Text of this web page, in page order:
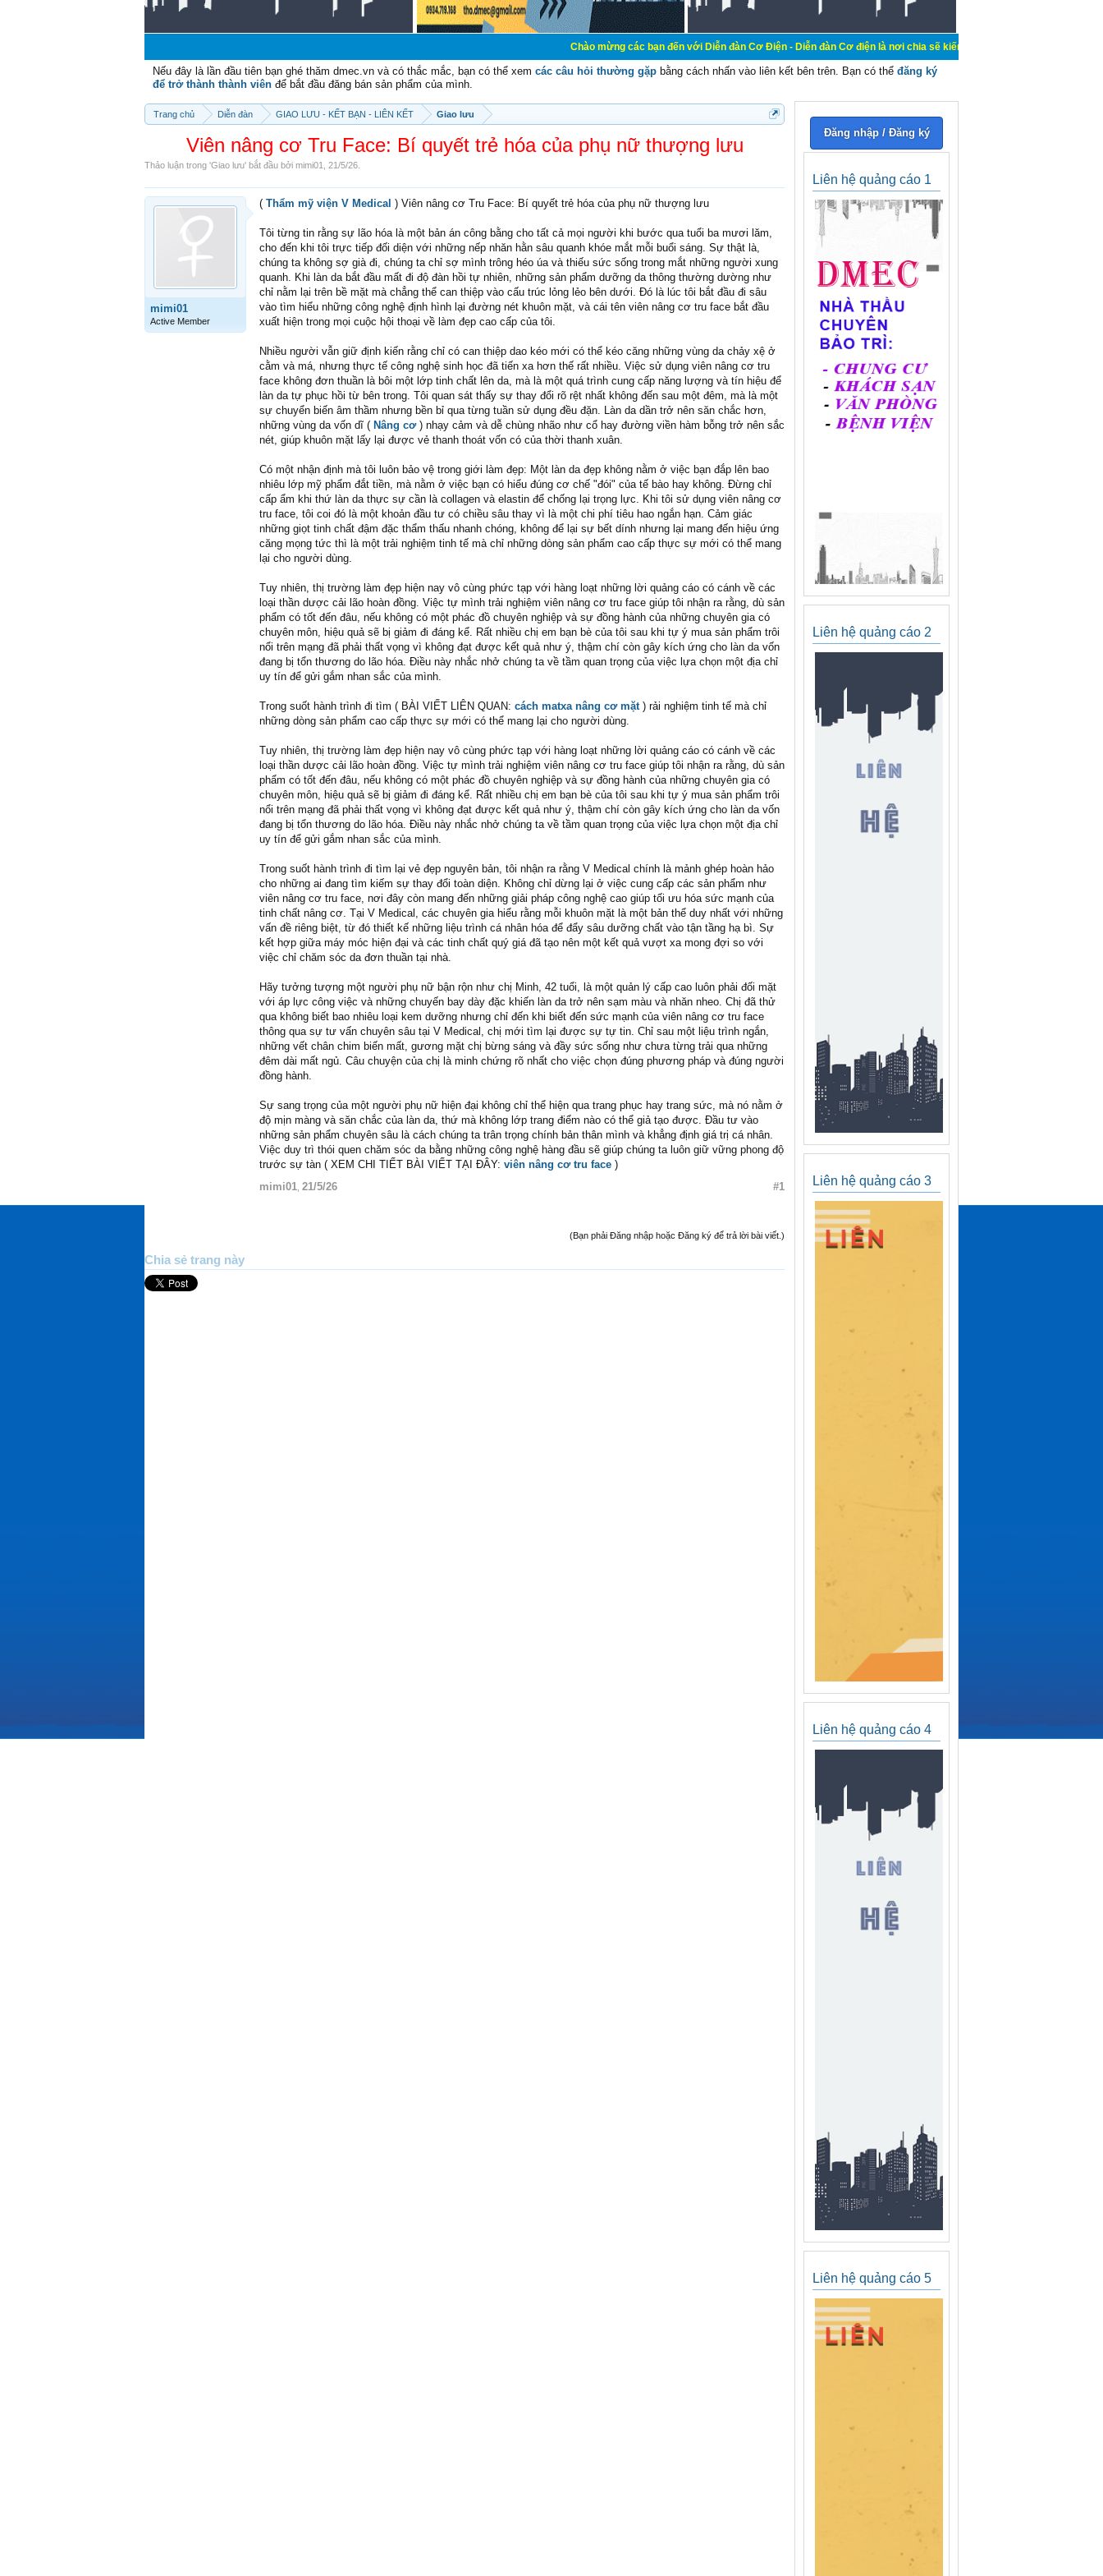
Chào mừng các bạn đến với Diễn đàn Cơ Điện - Diễn đàn Cơ điện là nơi chia sẽ kiến thức kinh nghiệm trong lãnh vực cơ
Nếu đây là lần đầu tiên bạn ghé thăm dmec.vn và có thắc mắc, bạn có thể xem các câu hỏi thường gặp bằng cách nhấn vào liên kết bên trên. Bạn có thể đăng ký
để trở thành thành viên để bắt đầu đăng bán sản phẩm của mình.
Trang chủ Diễn đàn GIAO LƯU - KẾT BẠN - LIÊN KẾT Giao lưu
Viên nâng cơ Tru Face: Bí quyết trẻ hóa của phụ nữ thượng lưu
Thảo luận trong 'Giao lưu' bắt đầu bởi mimi01 21/5/26
mimi01
Active Member
( Thẩm mỹ viện V Medical ) Viên nâng cơ Tru Face: Bí quyết trẻ hóa của phụ nữ thượng lưu
Tôi từng tin rằng sự lão hóa là một bản án công bằng cho tất cả mọi người khi bước qua tuổi ba mươi lăm,
cho đến khi tôi trực tiếp đối diện với những nếp nhăn hằn sâu quanh khóe mắt mỗi buổi sáng. Sự thật là,
chúng ta không sợ già đi, chúng ta chỉ sợ mình trông héo úa và thiếu sức sống trong mắt những người xung
quanh. Khi làn da bắt đầu mất đi độ đàn hồi tự nhiên, những sản phẩm dưỡng da thông thường dường như
chỉ nằm lại trên bề mặt mà chẳng thể can thiệp vào cấu trúc lỏng lẻo bên dưới. Đó là lúc tôi bắt đầu đi sâu
vào tìm hiểu những công nghệ định hình lại đường nét khuôn mặt, và cái tên viên nâng cơ tru face bắt đầu
xuất hiện trong mọi cuộc hội thoại về làm đẹp cao cấp của tôi.
Nhiều người vẫn giữ định kiến rằng chỉ có can thiệp dao kéo mới có thể kéo căng những vùng da chảy xệ ở
cằm và má, nhưng thực tế công nghệ sinh học đã tiến xa hơn thế rất nhiều. Việc sử dụng viên nâng cơ tru
face không đơn thuần là bôi một lớp tinh chất lên da, mà là một quá trình cung cấp năng lượng và tín hiệu để
làn da tự phục hồi từ bên trong. Tôi quan sát thấy sự thay đổi rõ rệt nhất không đến sau một đêm, mà là một
sự chuyển biến âm thầm nhưng bền bỉ qua từng tuần sử dụng đều đặn. Làn da dần trở nên săn chắc hơn,
những vùng da vốn dĩ ( Nâng cơ) nhạy cảm và dễ chùng nhão như cổ hay đường viền hàm bỗng trở nên sắc
nét, giúp khuôn mặt lấy lại được vẻ thanh thoát vốn có của thời thanh xuân.
Có một nhận định mà tôi luôn bảo vệ trong giới làm đẹp: Một làn da đẹp không nằm ở việc bạn đắp lên bao
nhiêu lớp mỹ phẩm đắt tiền, mà nằm ở việc bạn có hiểu đúng cơ chế "đói" của tế bào hay không. Đừng chỉ
cấp ẩm khi thứ làn da thực sự cần là collagen và elastin để chống lại trọng lực. Khi tôi sử dụng viên nâng cơ
tru face, tôi coi đó là một khoản đầu tư có chiều sâu thay vì là một chi phí tiêu hao ngắn hạn. Cảm giác
những giọt tinh chất đậm đặc thẩm thấu nhanh chóng, không để lại sự bết dính nhưng lại mang đến hiệu ứng
căng mọng tức thì là một trải nghiệm tinh tế mà chỉ những dòng sản phẩm cao cấp thực sự mới có thể mang
lại cho người dùng.
Tuy nhiên, thị trường làm đẹp hiện nay vô cùng phức tạp với hàng loạt những lời quảng cáo có cánh về các
loại thần dược cải lão hoàn đồng. Việc tự mình trải nghiệm viên nâng cơ tru face giúp tôi nhận ra rằng, dù sản
phẩm có tốt đến đâu, nếu không có một phác đồ chuyên nghiệp và sự đồng hành của những chuyên gia có
chuyên môn, hiệu quả sẽ bị giảm đi đáng kể. Rất nhiều chị em bạn bè của tôi sau khi tự ý mua sản phẩm trôi
nổi trên mạng đã phải thất vọng vì không đạt được kết quả như ý, thậm chí còn gây kích ứng cho làn da vốn
đang bị tổn thương do lão hóa. Điều này nhắc nhở chúng ta về tầm quan trọng của việc lựa chọn một địa chỉ
uy tín để gửi gắm nhan sắc của mình.
Trong suốt hành trình đi tìm ( BÀI VIẾT LIÊN QUAN: cách matxa nâng cơ mặt) rải nghiệm tinh tế mà chỉ
những dòng sản phẩm cao cấp thực sự mới có thể mang lại cho người dùng.
Tuy nhiên, thị trường làm đẹp hiện nay vô cùng phức tạp với hàng loạt những lời quảng cáo có cánh về các
loại thần dược cải lão hoàn đồng. Việc tự mình trải nghiệm viên nâng cơ tru face giúp tôi nhận ra rằng, dù sản
phẩm có tốt đến đâu, nếu không có một phác đồ chuyên nghiệp và sự đồng hành của những chuyên gia có
chuyên môn, hiệu quả sẽ bị giảm đi đáng kể. Rất nhiều chị em bạn bè của tôi sau khi tự ý mua sản phẩm trôi
nổi trên mạng đã phải thất vọng vì không đạt được kết quả như ý, thậm chí còn gây kích ứng cho làn da vốn
đang bị tổn thương do lão hóa. Điều này nhắc nhở chúng ta về tầm quan trọng của việc lựa chọn một địa chỉ
uy tín để gửi gắm nhan sắc của mình.
Trong suốt hành trình đi tìm lại vẻ đẹp nguyên bản, tôi nhận ra rằng V Medical chính là mảnh ghép hoàn hảo
cho những ai đang tìm kiếm sự thay đổi toàn diện. Không chỉ dừng lại ở việc cung cấp các sản phẩm như
viên nâng cơ tru face, nơi đây còn mang đến những giải pháp công nghệ cao giúp tối ưu hóa sức mạnh của
tinh chất nâng cơ. Tại V Medical, các chuyên gia hiểu rằng mỗi khuôn mặt là một bản thể duy nhất với những
vấn đề riêng biệt, từ đó thiết kế những liệu trình cá nhân hóa để đẩy sâu dưỡng chất vào tận tầng hạ bì. Sự
kết hợp giữa máy móc hiện đại và các tinh chất quý giá đã tạo nên một kết quả vượt xa mong đợi so với
việc chỉ chăm sóc da đơn thuần tại nhà.
Hãy tưởng tượng một người phụ nữ bận rộn như chị Minh, 42 tuổi, là một quản lý cấp cao luôn phải đối mặt
với áp lực công việc và những chuyến bay dày đặc khiến làn da trở nên sạm màu và nhăn nheo. Chị đã thử
qua không biết bao nhiêu loại kem dưỡng nhưng chỉ đến khi biết đến sức mạnh của viên nâng cơ tru face
thông qua sự tư vấn chuyên sâu tại V Medical, chị mới tìm lại được sự tự tin. Chỉ sau một liệu trình ngắn,
những vết chân chim biến mất, gương mặt chị bừng sáng và đầy sức sống như chưa từng trải qua những
đêm dài mất ngủ. Câu chuyện của chị là minh chứng rõ nhất cho việc chọn đúng phương pháp và đúng người
đồng hành.
Sự sang trọng của một người phụ nữ hiện đại không chỉ thể hiện qua trang phục hay trang sức, mà nó nằm ở
độ mịn màng và săn chắc của làn da, thứ mà không lớp trang điểm nào có thể giả tạo được. Đầu tư vào
những sản phẩm chuyên sâu là cách chúng ta trân trọng chính bản thân mình và khẳng định giá trị cá nhân.
Việc duy trì thói quen chăm sóc da bằng những công nghệ hàng đầu sẽ giúp chúng ta luôn giữ vững phong độ
trước sự tàn ( XEM CHI TIẾT BÀI VIẾT TẠI ĐÂY: viên nâng cơ tru face )
mimi01 21/5/26 #1
(Bạn phải Đăng nhập hoặc Đăng ký để trả lời bài viết.)
Chia sẻ trang này
Đăng nhập / Đăng ký
Liên hệ quảng cáo 1
Liên hệ quảng cáo 2
Liên hệ quảng cáo 3
Liên hệ quảng cáo 4
Liên hệ quảng cáo 5